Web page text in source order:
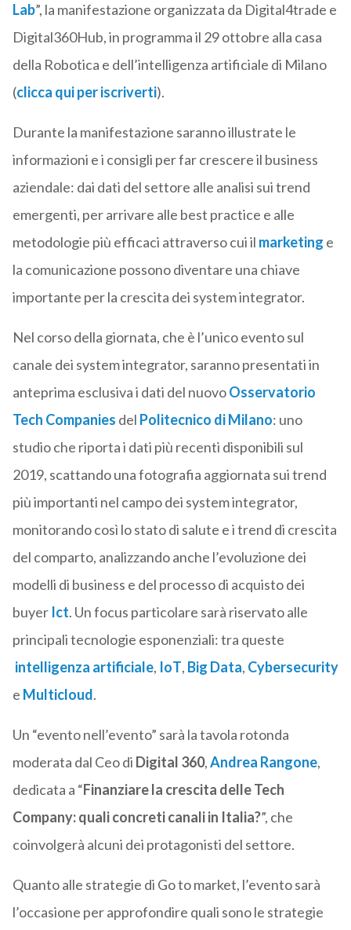
Lab”, la manifestazione organizzata da Digital4trade e
Digital360Hub, in programma il 29 ottobre alla casa
della Robotica e dell’intelligenza artificiale di Milano
(clicca qui per iscriverti).
Durante la manifestazione saranno illustrate le
informazioni e i consigli per far crescere il business
aziendale: dai dati del settore alle analisi sui trend
emergenti, per arrivare alle best practice e alle
metodologie più efficaci attraverso cui il marketing e
la comunicazione possono diventare una chiave
importante per la crescita dei system integrator.
Nel corso della giornata, che è l’unico evento sul
canale dei system integrator, saranno presentati in
anteprima esclusiva i dati del nuovoOsservatorio
Tech Companies del Politecnico di Milano: uno
studio che riporta i dati più recenti disponibili sul
2019, scattando una fotografia aggiornata sui trend
più importanti nel campo dei system integrator,
monitorando così lo stato di salute e i trend di crescita
del comparto, analizzando anche l’evoluzione dei
modelli di business e del processo di acquisto dei
buyer Ict. Un focus particolare sarà riservato alle
principali tecnologie esponenziali: tra queste
intelligenza artificiale, IoT, Big Data, Cybersecurity
e Multicloud.
Un “evento nell’evento” sarà la tavola rotonda
moderata dal Ceo di Digital 360,Andrea Rangone,
dedicata a “Finanziare la crescita delle Tech
Company: quali concreti canali in Italia?”, che
coinvolgerà alcuni dei protagonisti del settore.
Quanto alle strategie di Go to market, l’evento sarà
l’occasione per approfondire quali sono le strategie